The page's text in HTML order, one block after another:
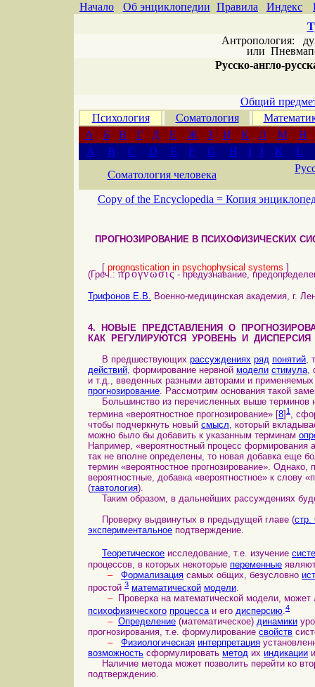
Начало Об энциклопедии Правила Индекс
Антропология:
или
Русско-англо-
Общий
Психология
Соматология
А
Б В Г Д Е Ж З И К Л М
Н
A
B C D E F G H I J K
L
Соматология человека
Copy of the Encyclopedia = Копия
ПРОГНОЗИРОВАНИЕ В ПСИХОФИЗИЧЕСКИХ
[ prognostication in psychophysical systems ]
(Греч.: πρόγνωσις - предузнавание,
Трифонов Е.В. Военно-медицинская академия, г.
4. НОВЫЕ ПРЕДСТАВЛЕНИЯ О
КАК РЕГУЛИРУЮТСЯ УРОВЕНЬ И
В предшествующих рассуждениях ряд понятий,
действий, формирование нервной модели стимула,
и т.д., введенных разными авторами и
прогнозирование. Рассмотрим основания такой
Большинство из перечисленных выше терминов
термина «вероятностное прогнозирование» [8] 1 ,
чтобы подчеркнуть новый смысл, который
можно было бы добавить к указанным терминам
Например, «вероятностный процесс формирования
так не вполне определены, то новая добавка еще
термин «вероятностное прогнозирование».
вероятностные, добавка «вероятностное» к слову
(тавтология).
Таким образом, в дальнейших рассуждениях
Проверку выдвинутых в предыдущей главе (стр.
экспериментальное подтверждение.
Теоретическое исследование, т.е. изучение
процессов, в которых некоторые переменные
–
Формализация самых общих, безусловно
простой 3 математической модели
–Проверка на математической модели, может
психофизического процессаи его дисперсию.4
– Определение (математическое) динамики
прогнозирования, т.е. формулирование свойств
–
Физиологическая интерпретация
возможность сформулировать метод их индикации
Наличие метода может позволить перейти ко
подтверждению.